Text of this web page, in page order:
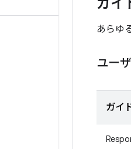
ガイ
あらゆ
ユー
ガイ